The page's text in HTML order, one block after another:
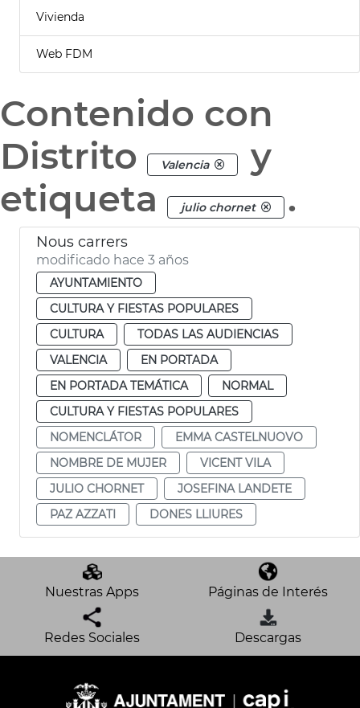
Vivienda
Web FDM
Contenido con
Distrito
Valencia
y
etiqueta
julio chornet .
Nous carrers
modificado hace 3 años
AYUNTAMIENTO
CULTURA Y FIESTAS POPULARES
CULTURA
TODAS LAS AUDIENCIAS
VALENCIA
EN PORTADA
EN PORTADA TEMÁTICA
NORMAL
CULTURA Y FIESTAS POPULARES
NOMENCLÁTOR
EMMA CASTELNUOVO
NOMBRE DE MUJER
VICENT VILA
JULIO CHORNET
JOSEFINA LANDETE
PAZ AZZATI
DONES LLIURES
Nuestras Apps Páginas de Interés
Redes Sociales Descargas